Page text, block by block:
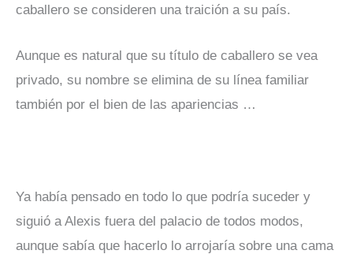
caballero se consideren una traición a su país.
Aunque es natural que su título de caballero se vea
privado, su nombre se elimina de su línea familiar
también por el bien de las apariencias …
Ya había pensado en todo lo que podría suceder y
siguió a Alexis fuera del palacio de todos modos,
aunque sabía que hacerlo lo arrojaría sobre una cama